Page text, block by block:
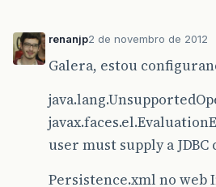
renanjp2 de novembro de 2012
Galera, estou
user must supply a
Persistence.xml no web